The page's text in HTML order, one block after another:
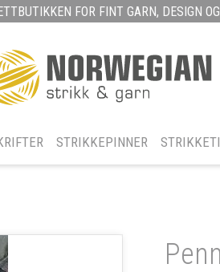
FOR FINT GARN, DESIGN
STRIKKEPINNER